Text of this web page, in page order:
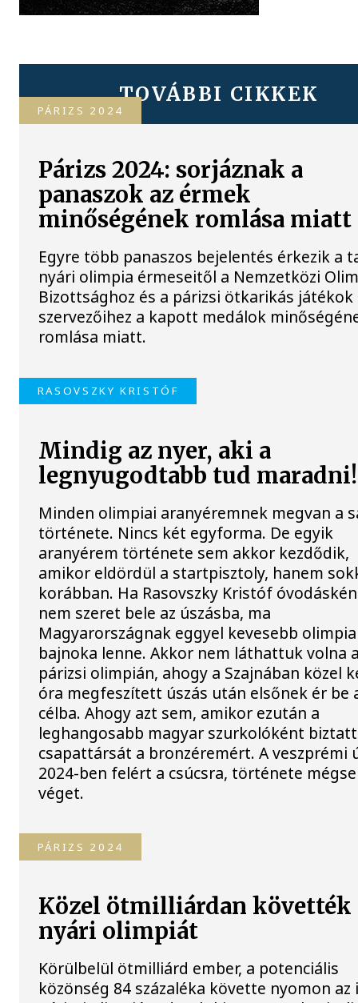
TOVÁBBI CIKKEK
PÁRIZS 2024
Párizs 2024: sorjáznak a
panaszok az érmek
minőségének romlása miatt
Egyre több panaszos bejelentés érkezik a
nyári olimpia érmeseitől a Nemzetközi
Bizottsághoz és a párizsi ötkarikás játékok
szervezőihez a kapott medálok
romlása miatt.
RASOVSZKY KRISTÓF
Mindig az nyer, aki a
legnyugodtabb tud maradni!
Minden olimpiai aranyéremnek megvan a
története. Nincs két egyforma. De egyik
aranyérem története sem akkor kezdődik,
amikor eldördül a startpisztoly, hanem
korábban. Ha Rasovszky Kristóf
nem szeret bele az úszásba, ma
Magyarországnak eggyel kevesebb
bajnoka lenne. Akkor nem láthattuk volna
párizsi olimpián, ahogy a Szajnában közel
óra megfeszített úszás után elsőnek ér be
célba. Ahogy azt sem, amikor ezután a
leghangosabb magyar szurkolóként
csapattársát a bronzéremért. A veszprémi
2024-ben felért a csúcsra, története
véget.
PÁRIZS 2024
Közel ötmilliárdan követték
nyári olimpiát
Körülbelül ötmilliárd ember, a potenciális
közönség 84 százaléka követte nyomon az